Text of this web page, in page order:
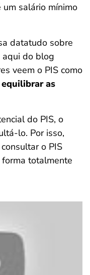
salário mínimo
datatudo sobre
aqui do blog
veem o PIS como
as
do PIS, o
lo. Por isso,
o PIS
totalmente